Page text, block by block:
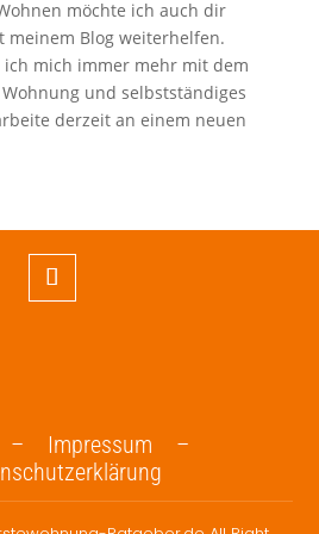
möchte ich auch dir
meinem Blog weiterhelfen.
ich mich immer mehr mit dem
und selbstständiges
derzeit an einem neuen
– Impressum –